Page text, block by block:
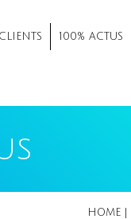
100% ACTUS
HOME|